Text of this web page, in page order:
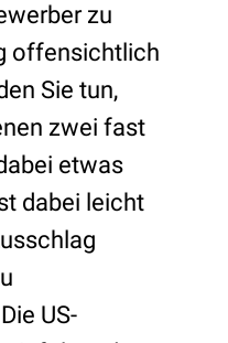
zu
offensichtlich
Sie tun,
zwei fast
etwas
dabei leicht
US-